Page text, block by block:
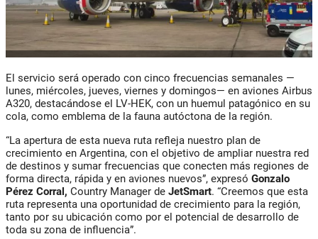
El servicio será operado con cinco frecuencias semanales —
lunes, miércoles, jueves, viernes y domingos— en aviones Airbus
A320, destacándose el LV-HEK, con un huemul patagónico en su
cola, como emblema de la fauna autóctona de la región.
“La apertura de esta nueva ruta refleja nuestro plan de
crecimiento en Argentina, con el objetivo de ampliar nuestra red
de destinos y sumar frecuencias que conecten más regiones de
forma directa, rápida y en aviones nuevos”, expresó Gonzalo
Pérez Corral, Country Manager de JetSmart. “Creemos que esta
ruta representa una oportunidad de crecimiento para la región,
tanto por su ubicación como por el potencial de desarrollo de
toda su zona de influencia”.